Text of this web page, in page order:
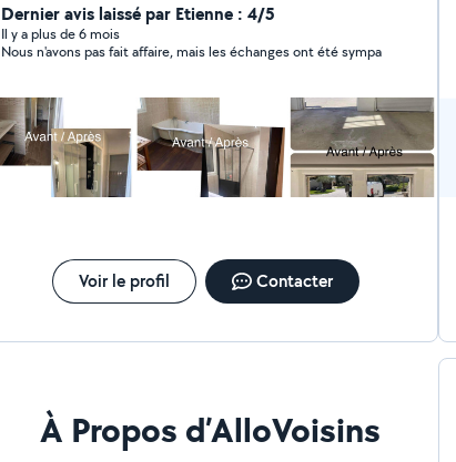
peinture creation de salle de bain faïence carrelage
intérieur extérieur.... Nous sommes là pour vous
accompagner dans vos projets alors n'hésitez pas à
sommes rapidement disponible .
Dernier avis laissé par Etienne : 4/5
Il y a plus de 6 mois
Nous n'avons pas fait affaire, mais les échanges ont été sympa
Voir le profil Contacter
À Propos d’AlloVoisins